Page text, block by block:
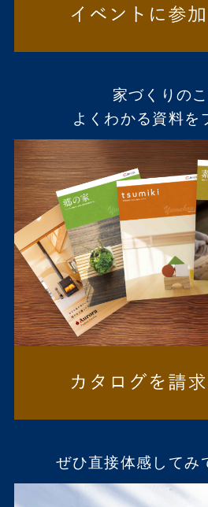
家づくりの
よくわかる資料を
ぜひ直接体感してみ